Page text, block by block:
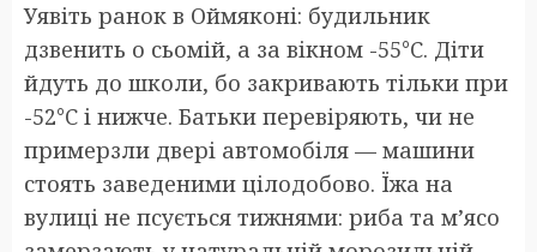
Уявіть ранок в Оймяконі: будильник
дзвенить о сьомій, а за вікном -55°C. Діти
йдуть до школи, бо закривають тільки при
-52°C і нижче. Батьки перевіряють, чи не
примерзли двері автомобіля — машини
стоять заведеними цілодобово. Їжа на
вулиці не псується тижнями: риба та м’ясо